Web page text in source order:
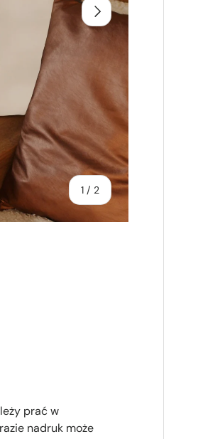
1 / z
2
Następny
prać w
nadruk może